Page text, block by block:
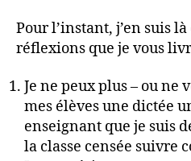
Pour l’instant, j’en suis
réflexions que je vous
Je ne peux plus – ou ne
mes élèves une dictée
enseignant que je suis
la classe censée suivre